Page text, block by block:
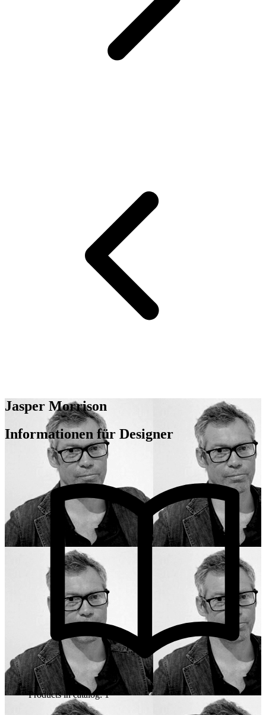
Jasper Morrison
Informationen für Designer
Products in catalog: 1